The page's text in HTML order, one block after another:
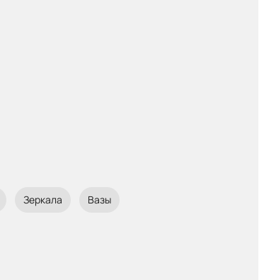
Зеркала Вазы